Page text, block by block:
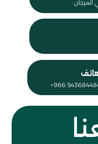
المرجان
543684484